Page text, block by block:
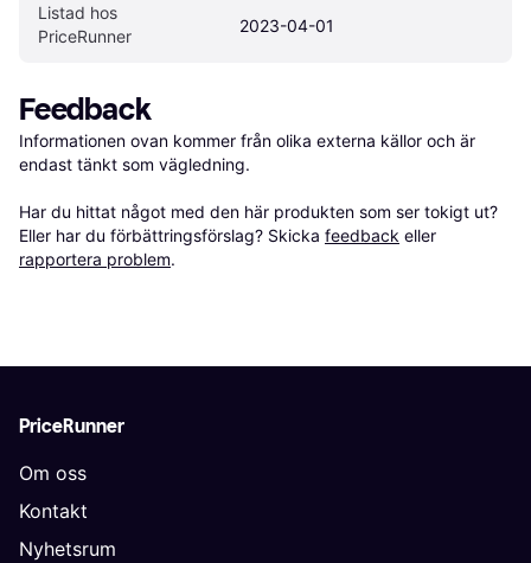
Listad hos
PriceRunner
2023-04-01
Feedback
Informationen ovan kommer från olika externa källor och är
endast tänkt som vägledning.
Har du hittat något med den här produkten som ser tokigt ut?
Eller har du förbättringsförslag? Skicka feedback eller
rapportera problem.
PriceRunner
Om oss
Kontakt
Nyhetsrum